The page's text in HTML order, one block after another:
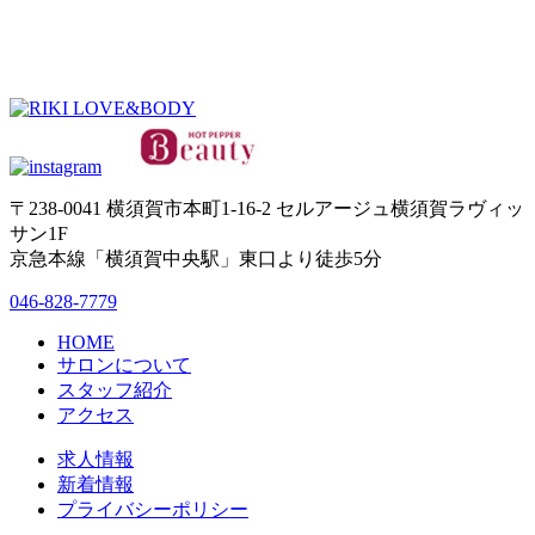
〒238-0041 横須賀市本町1-16-2 セルアージュ横須賀ラヴィッ
サン1F
京急本線「横須賀中央駅」東口より徒歩5分
046-828-7779
HOME
サロンについて
スタッフ紹介
アクセス
求人情報
新着情報
プライバシーポリシー